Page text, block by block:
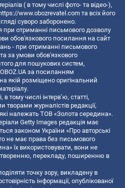
( в тому числі фото- та відео-),
www.obozrevatel.com та всіх його
суворо заборонено.
при отриманні письмового дозволу
обов'язкового посилання на сайт
- при отриманні письмового
за умови обов'язкового
для пошукових систем,
за посиланням
якій розміщено оригінальний
тому числі інтерв’ю, статті,
журналістів редакції,
належать ТОВ «Золота середина».
Getty Images редакція має
законом України «Про авторські
не має права без письмового
їх використовувати, вони не
перекладу, поширенню в
точку зору, викладену в
інформації, опублікованої